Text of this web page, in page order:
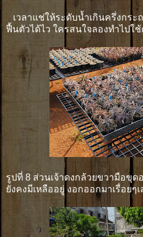
เวลาแช่ให้ระดับน้ำเกินครึ่งกร
ฟื้นตัวได้ไว ใครสนใจลองทำไปใ
รูปที่ 8 ส่วนเจ้าดงกล้วยขวามือขุ
ยังคงมีเหลืออยู่ งอกออกมาเรื่อยๆเ